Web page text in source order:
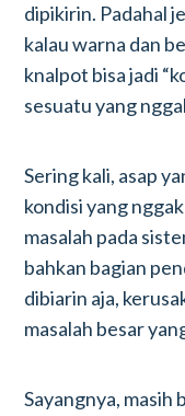
dipikirin. Padahal
kalau warna dan
knalpot bisa jadi
sesuatu yang
Sering kali, asap
kondisi yang
masalah pada
bahkan bagian
dibiarin aja,
masalah besar
Sayangnya, masih